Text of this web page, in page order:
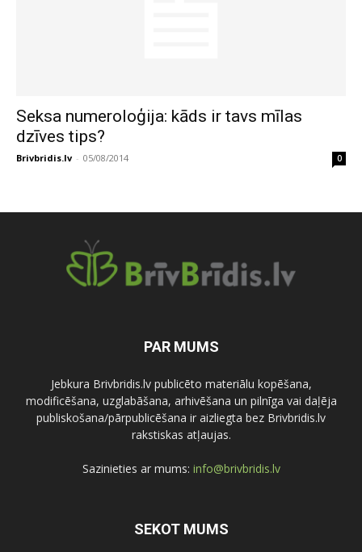
Seksa numeroloģija: kāds ir tavs mīlas
dzīves tips?
Brivbridis.lv - 05/08/2014 0
PAR MUMS
Jebkura Brivbridis.lv publicēto materiālu kopēšana,
modificēšana, uzglabāšana, arhivēšana un pilnīga vai daļēja
publiskošana/pārpublicēšana ir aizliegta bez Brivbridis.lv
rakstiskas atļaujas.
Sazinieties ar mums: info@brivbridis.lv
SEKOT MUMS